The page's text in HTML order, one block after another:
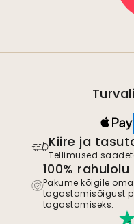
Kiire ja
Tellimused
100%
Pakume kõigile
tagastamisõigust
tagastamiseks.